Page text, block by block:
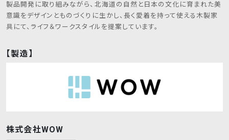
製品開発に取り組みながら、北海道の自然と日本の文化に育まれた美
意識をデザインとものづくりに生かし、長く愛着を持って使える木製家
具にて、ライフ＆ワークスタイルを提案しています。
【製造】
株式会社WOW